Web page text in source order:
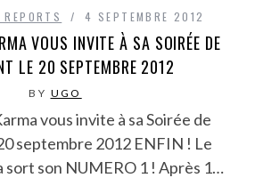
REPORTS 4 SEPTEMBRE 2012
VOUS INVITE À SA SOIRÉE DE
LE 20 SEPTEMBRE 2012
BY UGO
vous invite à sa Soirée de
septembre 2012 ENFIN ! Le
sort son NUMERO 1 ! Après 1…